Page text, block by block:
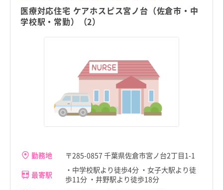
医療対応住宅 ケアホスピス宮ノ台（佐倉市・中
学校駅・常勤）（2）
勤務地
〒285-0857 千葉県佐倉市宮ノ台2丁目1-1
最寄駅
・中学校駅より徒歩4分 ・女子大駅より徒
歩11分 ・井野駅より徒歩18分